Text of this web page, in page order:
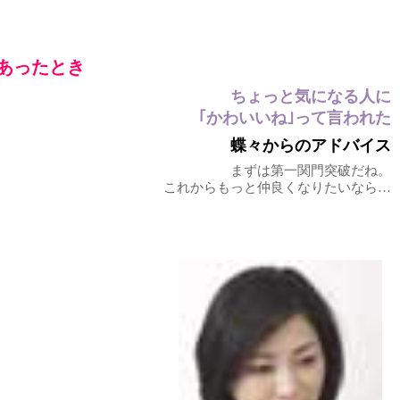
ったとき
ちょっと気になる人に
｢かわいいね｣って言われた
蝶々からのアドバイス
まずは第一関門突破だね。
これからもっと仲良くなりたいなら…